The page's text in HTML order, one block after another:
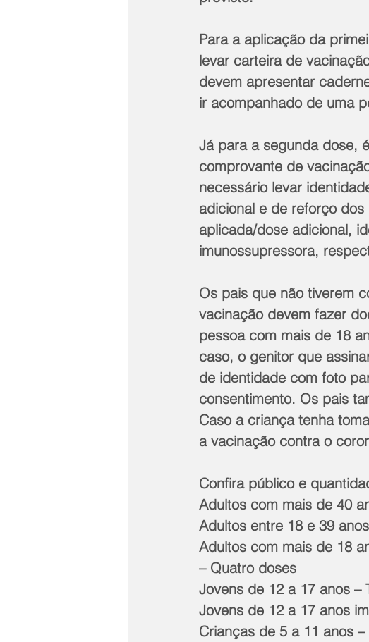
Para a aplicação da
levar carteira de
devem apresentar
ir acompanhado de uma
Já para a segunda dose,
comprovante de
necessário levar
adicional e de reforço
aplicada/dose adicional,
imunossupressora,
Os pais que não tiverem
vacinação devem fazer
pessoa com mais de 18
caso, o genitor que
de identidade com foto
consentimento. Os pais
Caso a criança tenha
a vacinação contra o
Confira público e
Adultos com mais de 40
Adultos entre 18 e 39
Adultos com mais de 18
– Quatro doses
Jovens de 12 a 17 anos –
Jovens de 12 a 17 anos
Crianças de 5 a 11 anos